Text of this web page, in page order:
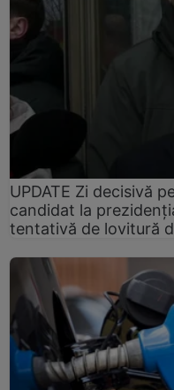
UPDATE Zi decisivă
candidat la
tentativă de lovitură